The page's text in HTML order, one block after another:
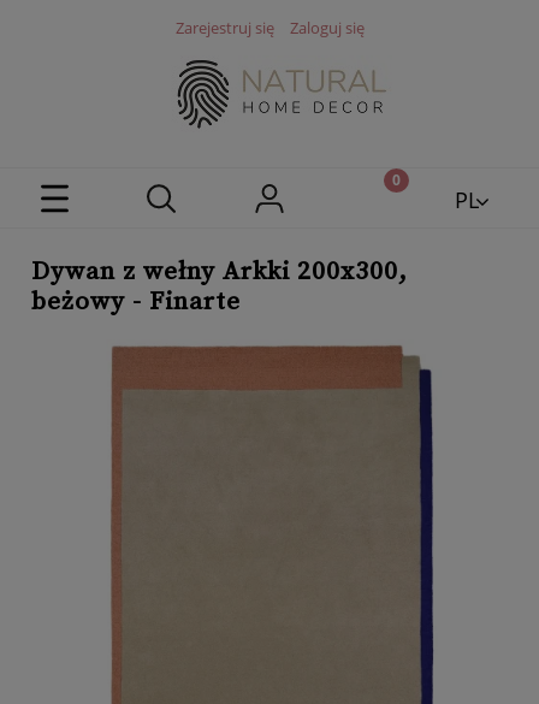
Zarejestruj się Zaloguj się
PL
Dywan z wełny Arkki 200x300,
beżowy - Finarte